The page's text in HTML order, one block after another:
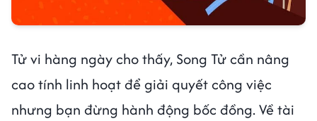
Tử vi hàng ngày cho thấy, Song Tử cần nâng
cao tính linh hoạt để giải quyết công việc
nhưng bạn đừng hành động bốc đồng. Về tài